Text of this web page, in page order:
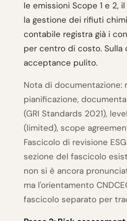
le emissioni Scope 1 e 2,
la gestione dei rifiuti
contabile registra già i
per centro di costo. Sulla
acceptance pulito.
Nota di documentazione:
pianificazione,
(GRI Standards 2021),
(limited), scope
Fascicolo di revisione
sezione del fascicolo
non si è ancora
ma l'orientamento
fascicolo separato per